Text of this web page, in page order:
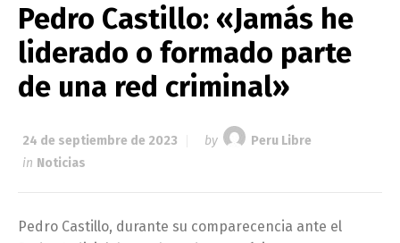
Pedro Castillo: «Jamás he
liderado o formado parte
de una red criminal»
24 de septiembre de 2023 by
Peru Libre
in Noticias
Pedro Castillo, durante su comparecencia ante el